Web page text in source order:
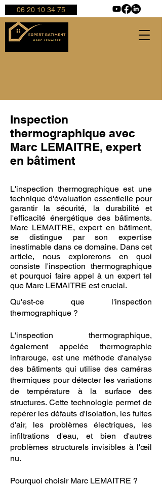
06 20 10 34 75
Inspection
thermographique avec
Marc LEMAITRE, expert
en bâtiment
L'inspection thermographique est une
technique d'évaluation essentielle pour
garantir la sécurité, la durabilité et
l'efficacité énergétique des bâtiments.
Marc LEMAITRE, expert en bâtiment,
se distingue par son expertise
inestimable dans ce domaine. Dans cet
article, nous explorerons en quoi
consiste l'inspection thermographique
et pourquoi faire appel à un expert tel
que Marc LEMAITRE est crucial.
Qu'est-ce que l'inspection
thermographique ?
L'inspection thermographique,
également appelée thermographie
infrarouge, est une méthode d'analyse
des bâtiments qui utilise des caméras
thermiques pour détecter les variations
de température à la surface des
structures. Cette technologie permet de
repérer les défauts d'isolation, les fuites
d'air, les problèmes électriques, les
infiltrations d'eau, et bien d'autres
problèmes structurels invisibles à l'œil
nu.
Pourquoi choisir Marc LEMAITRE ?